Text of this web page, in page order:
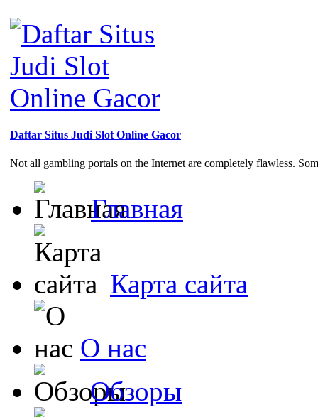
Daftar Situs Judi Slot Online Gacor
Not all gambling portals on the Internet are completely flawless.
Главная
Карта сайта
О нас
Обзоры